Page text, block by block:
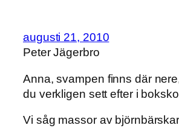
augusti 21, 2010
Peter Jägerbro
Anna, svampen finns där
du verkligen sett efter i
Vi såg massor av